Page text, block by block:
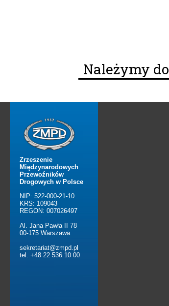
Należymy do
Zrzeszenie
Międzynarodowych
Przewoźników
Drogowych w Polsce
NIP: 522-000-21-10
KRS: 109043
REGON: 007026497
Al. Jana Pawła II 78
00-175 Warszawa
sekretariat@zmpd.pl
tel. +48 22 536 10 00